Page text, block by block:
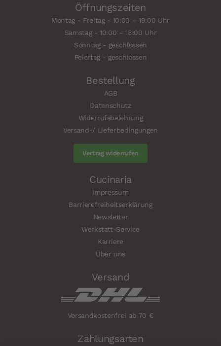
Öffnungszeiten
Montag - Freitag - 10:00 – 19:00 Uhr
Samstag - 10:00 – 18:00 Uhr
Sonntag - geschlossen
Feiertag - geschlossen
Bestellung
AGB
Datenschutz
Widerrufsbelehrung
Versand-/ Lieferbedingungen
Vertrag widerrufen
Cucinaria
Impressum
Barrierefreiheitserklärung
Newsletter
Werkstatt-Service
Karriere
Über uns
Versand
Versandkostenfrei ab 70 €
Zahlungsarten